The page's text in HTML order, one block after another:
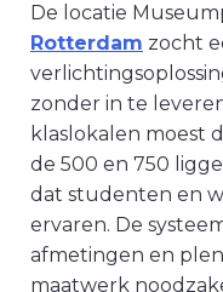
De locatie
Rotterdam zocht
zonder in te
klaslokalen moest
de 500 en 750
dat studenten en
ervaren. De
afmetingen en
maatwerk